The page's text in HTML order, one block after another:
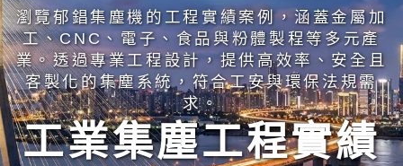
瀏覽郁錩集塵機的工程實績案例，涵蓋金屬加
工、CNC、電子、食品與粉體製程等多元產
業。透過專業工程設計，提供高效率、安全且
客製化的集塵系統，符合工安與環保法規需
求。
工業集塵工程實績